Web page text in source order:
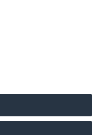
de 9h à 18h.